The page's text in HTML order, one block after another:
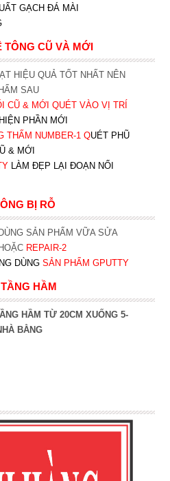
GẠCH ĐÁ MÀI
TÔNG CŨ VÀ MỚI
HIỆU QUẢ TỐT NHẤT NÊN
SAU
CŨ & MỚI QUÉT VÀO VỊ TRÍ
PHẦN MỚI
THẤM NUMBER-1QUÉT PHŨ
& MỚI
LÀM ĐẸP LẠI ĐOẠN NỐI
BỊ RỖ
SẢN PHẨM VỮA SỬA
REPAIR-2
DÙNG SẢN PHẨM GPUTTY
HẦM
HẦM TỪ 20CM XUỐNG 5-
BẰNG